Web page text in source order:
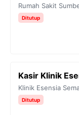
Rumah Sakit
Ditutup
Kasir Klinik
Klinik Esensia
Ditutup